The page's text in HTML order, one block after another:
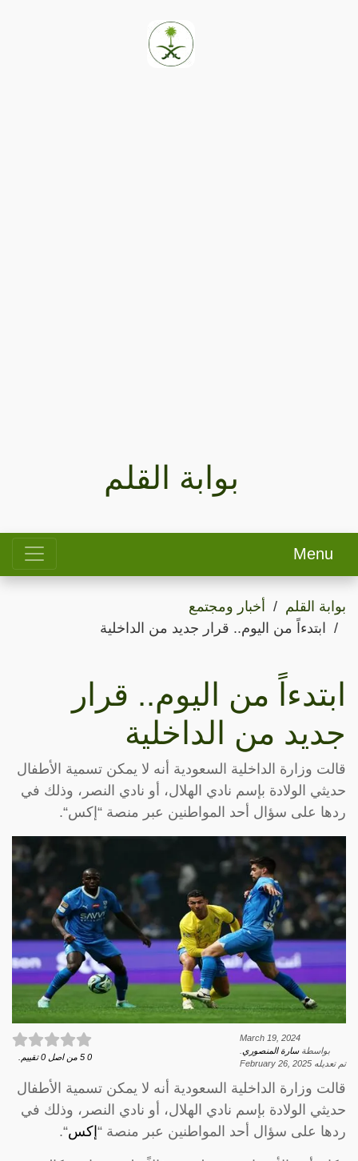
بوابة القلم
Menu
بوابة القلم
أخبار ومجتمع
ابتدءاً من اليوم.. قرار جديد من الداخلية
ابتدءاً من اليوم.. قرار
جديد من الداخلية
قالت وزارة الداخلية السعودية أنه لا يمكن تسمية الأطفال
حديثي الولادة بإسم نادي الهلال، أو نادي النصر، وذلك في
ردها على سؤال أحد المواطنين عبر منصة “إكس“.
March 19, 2024
بواسطةسارة المنصوري
تم تعديله February 26, 2025
0
5 من اصل 0 تقييم.
قالت وزارة الداخلية السعودية أنه لا يمكن تسمية الأطفال
حديثي الولادة بإسم نادي الهلال، أو نادي النصر، وذلك في
ردها على سؤال أحد المواطنين عبر منصة “إكس“.